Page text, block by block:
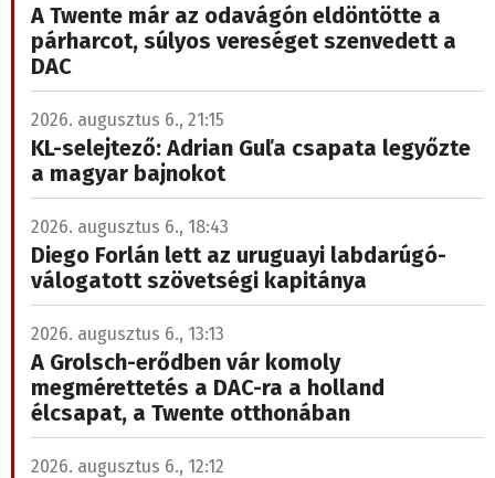
A Twente már az odavágón eldöntötte a
párharcot, súlyos vereséget szenvedett a
DAC
2026. augusztus 6., 21:15
KL-selejtező: Adrian Guľa csapata legyőzte
a magyar bajnokot
2026. augusztus 6., 18:43
Diego Forlán lett az uruguayi labdarúgó-
válogatott szövetségi kapitánya
2026. augusztus 6., 13:13
A Grolsch-erődben vár komoly
megmérettetés a DAC-ra a holland
élcsapat, a Twente otthonában
2026. augusztus 6., 12:12